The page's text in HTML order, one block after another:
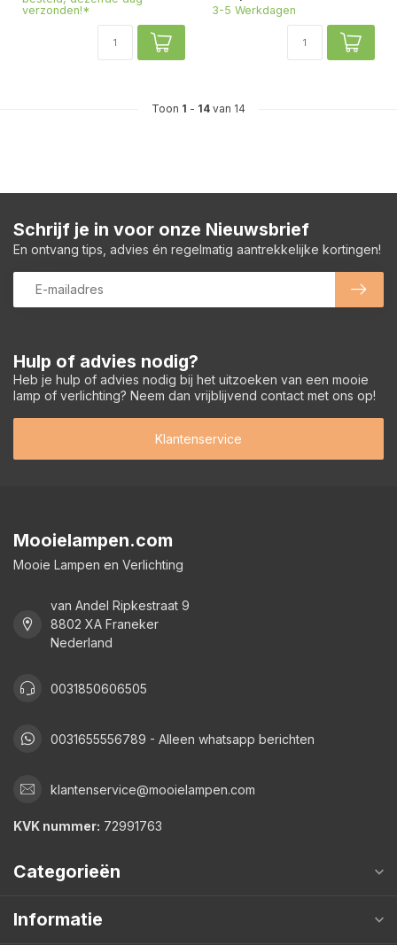
verzonden!*
3-5 Werkdagen
Toon 1 - 14 van 14
Hulp of advies nodig?
Heb je hulp of advies nodig bij het uitzoeken van een mooie
lamp of verlichting? Neem dan vrijblijvend contact met ons op!
Klantenservice
Schrijf je in voor onze Nieuwsbrief
En ontvang tips, advies én regelmatig aantrekkelijke kortingen!
Mooielampen.com
Mooie Lampen en Verlichting
van Andel Ripkestraat 9
8802 XA Franeker
Nederland
0031850606505
0031655556789 - Alleen whatsapp berichten
klantenservice@mooielampen.com
KVK nummer: 72991763
Categorieën
Informatie